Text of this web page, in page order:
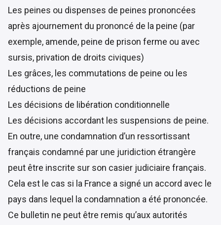
Les peines ou dispenses de peines prononcées
après ajournement du prononcé de la peine (par
exemple, amende, peine de prison ferme ou avec
sursis, privation de droits civiques)
Les grâces, les commutations de peine ou les
réductions de peine
Les décisions de libération conditionnelle
Les décisions accordant les suspensions de peine.
En outre, une condamnation d’un ressortissant
français condamné par une juridiction étrangère
peut être inscrite sur son casier judiciaire français.
Cela est le cas si la France a signé un accord avec le
pays dans lequel la condamnation a été prononcée.
Ce bulletin ne peut être remis qu’aux autorités